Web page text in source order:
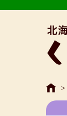
>